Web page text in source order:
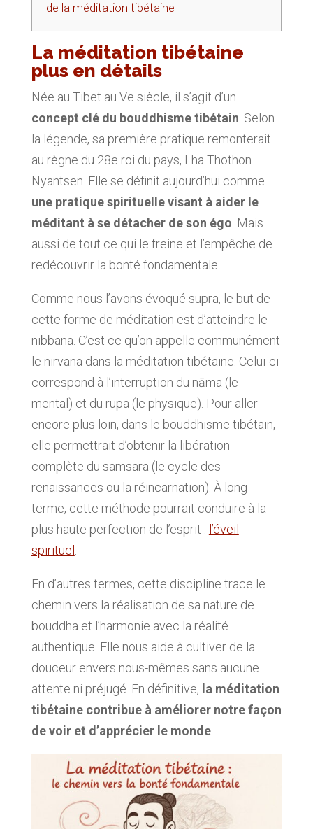
de la méditation tibétaine
La méditation tibétaine
plus en détails
Née au Tibet au Ve siècle, il s’agit d’un
concept clé du bouddhisme tibétain. Selon
la légende, sa première pratique remonterait
au règne du 28e roi du pays, Lha Thothon
Nyantsen. Elle se définit aujourd’hui comme
une pratique spirituelle visant à aider le
méditant à se détacher de son égo. Mais
aussi de tout ce qui le freine et l’empêche de
redécouvrir la bonté fondamentale.
Comme nous l’avons évoqué supra, le but de
cette forme de méditation est d’atteindre le
nibbana. C’est ce qu’on appelle communément
le nirvana dans la méditation tibétaine. Celui-ci
correspond à l’interruption du nāma (le
mental) et du rupa (le physique). Pour aller
encore plus loin, dans le bouddhisme tibétain,
elle permettrait d’obtenir la libération
complète du samsara (le cycle des
renaissances ou la réincarnation). À long
terme, cette méthode pourrait conduire à la
plus haute perfection de l’esprit : l’éveil
spirituel .
En d’autres termes, cette discipline trace le
chemin vers la réalisation de sa nature de
bouddha et l’harmonie avec la réalité
authentique. Elle nous aide à cultiver de la
douceur envers nous-mêmes sans aucune
attente ni préjugé. En définitive, la méditation
tibétaine contribue à améliorer notre façon
de voir et d’apprécier le monde.